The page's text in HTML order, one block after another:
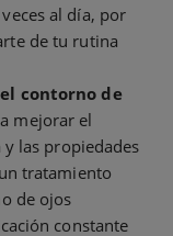
al día, por
de tu rutina
contorno de
mejorar el
las propiedades
tratamiento
de ojos
constante